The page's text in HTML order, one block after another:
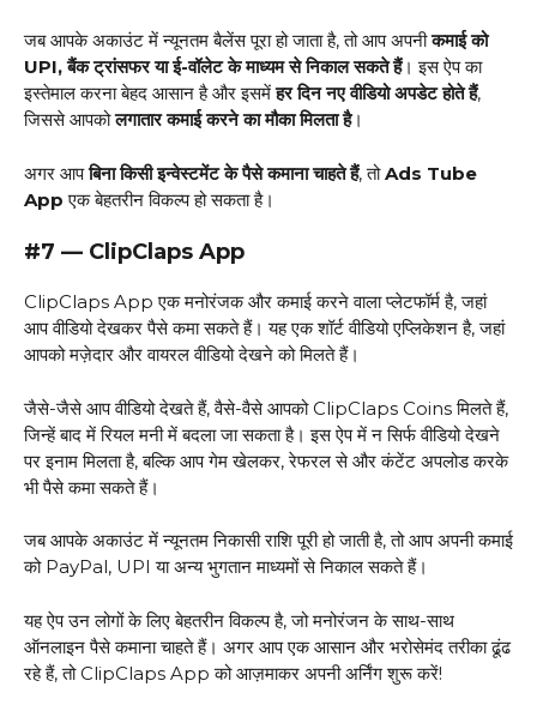
जब आपके अकाउंट में न्यूनतम बैलेंस पूरा हो जाता है, तो आप अपनीकमाई को
UPI, बैंक ट्रांसफर या ई-वॉलेट के माध्यम से निकाल सकते हैं। इस ऐप का
इस्तेमाल करना बेहद आसान है और इसमेंहर दिन नए वीडियो अपडेट होते हैं,
जिससे आपकोलगातार कमाई करने का मौका मिलता है।
अगर आपबिना किसी इन्वेस्टमेंट के पैसे कमाना चाहते हैं, तोAds Tube
App एक बेहतरीन विकल्प हो सकता है।
#7 — ClipClaps App
ClipClaps App एक मनोरंजक और कमाई करने वाला प्लेटफॉर्म है, जहां
आप वीडियो देखकर पैसे कमा सकते हैं। यह एक शॉर्ट वीडियो एप्लिकेशन है, जहां
आपको मज़ेदार और वायरल वीडियो देखने को मिलते हैं।
जैसे-जैसे आप वीडियो देखते हैं, वैसे-वैसे आपको ClipClaps Coins मिलते हैं,
जिन्हें बाद में रियल मनी में बदला जा सकता है। इस ऐप में न सिर्फ वीडियो देखने
पर इनाम मिलता है, बल्कि आप गेम खेलकर, रेफरल से और कंटेंट अपलोड करके
भी पैसे कमा सकते हैं।
जब आपके अकाउंट में न्यूनतम निकासी राशि पूरी हो जाती है, तो आप अपनी कमाई
को PayPal, UPI या अन्य भुगतान माध्यमों से निकाल सकते हैं।
यह ऐप उन लोगों के लिए बेहतरीन विकल्प है, जो मनोरंजन के साथ-साथ
ऑनलाइन पैसे कमाना चाहते हैं। अगर आप एक आसान और भरोसेमंद तरीका ढूंढ
रहे हैं, तो ClipClaps App को आज़माकर अपनी अर्निंग शुरू करें!